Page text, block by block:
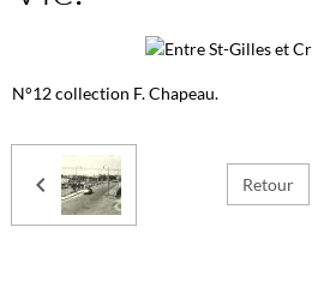
N°12 collection F. Chapeau.
Retour